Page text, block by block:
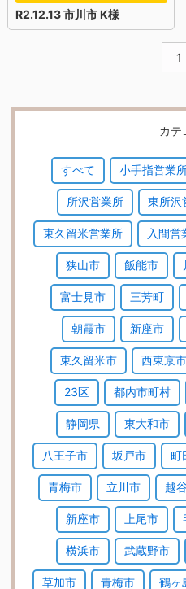
R2.12.13 市川市 K様
1
カテ
すべて 小手指営業
所沢営業所 東所沢
東久留米営業所 入間営
狭山市 飯能市
富士見市 三芳町
朝霞市 新座市
東久留米市 西東京市
23区 都内市町村
静岡県 東大和市
八王子市 坂戸市 町
青梅市 立川市 越
新座市 上尾市
横浜市 武蔵野市
草加市 青梅市 鶴ヶ